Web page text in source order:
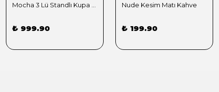
₺ 999.90
Nude Kesim Matı Kahve
₺ 199.90